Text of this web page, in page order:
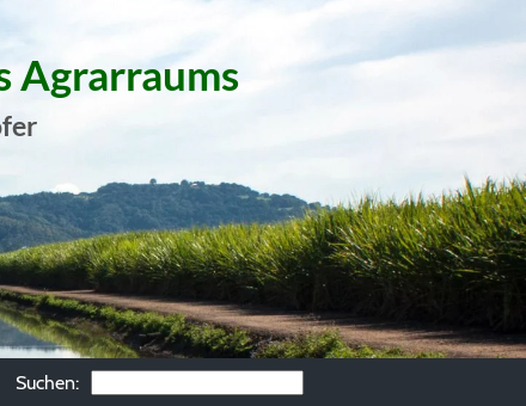
Agrarraums
Suchen: